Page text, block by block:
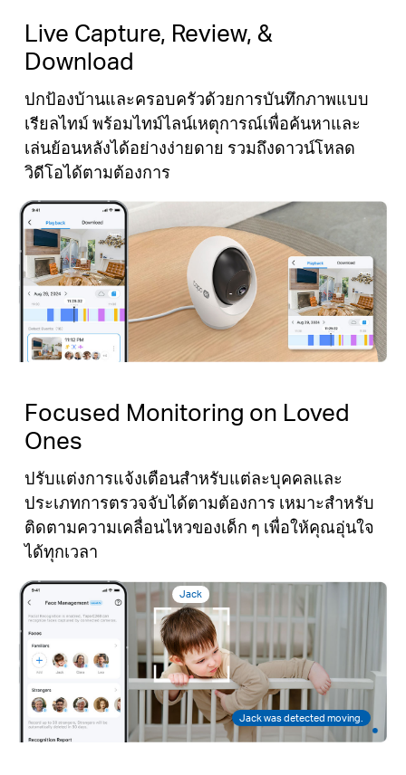
Live Capture, Review, &
Download
ปกป้องบ้านและครอบครัวด้วยการบันทึกภาพแบบ
เรียลไทม์ พร้อมไทม์ไลน์เหตุการณ์เพื่อค้นหาและ
เล่นย้อนหลังได้อย่างง่ายดาย รวมถึงดาวน์โหลด
วิดีโอได้ตามต้องการ
Focused Monitoring on Loved
Ones
ปรับแต่งการแจ้งเตือนสำหรับแต่ละบุคคลและ
ประเภทการตรวจจับได้ตามต้องการ เหมาะสำหรับ
ติดตามความเคลื่อนไหวของเด็ก ๆ เพื่อให้คุณอุ่นใจ
ได้ทุกเวลา
Jack
Jack was detected moving.